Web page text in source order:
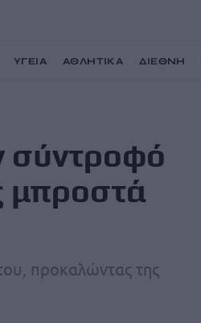
ΥΓΕΙΑ ΑΘΛΗΤΙΚΑ ΔΙΕΘΝΗ
σύντροφό
μπροστά
προκαλώντας της